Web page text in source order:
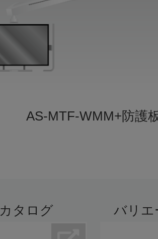
AS-MTF-WMM+防護
カタログ バリエ